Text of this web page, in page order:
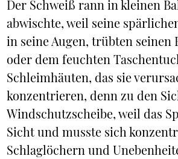
Der Schweiß rann in kleinen
abwischte, weil seine
in seine Augen, trübten
oder dem feuchten
Schleimhäuten, das sie
konzentrieren, denn zu den
Windschutzscheibe, weil das
Sicht und musste sich
Schlaglöchern und